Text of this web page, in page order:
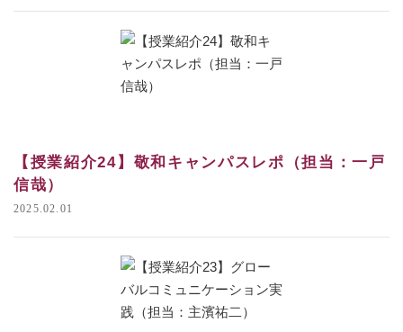
【授業紹介24】敬和キャンパスレポ（担当：一戸
信哉）
2025.02.01